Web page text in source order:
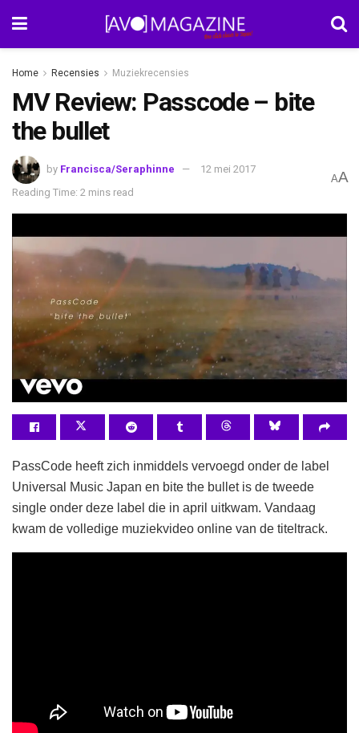
Home Recensies Muziekrecensies
MV Review: Passcode – bite
the bullet
by Francisca/Seraphinne
12 mei 2017
Reading Time: 2 mins read
AA
PassCode heeft zich inmiddels vervoegd onder de label
Universal Music Japan en bite the bullet is de tweede
single onder deze label die in april uitkwam. Vandaag
kwam de volledige muziekvideo online van de titeltrack.